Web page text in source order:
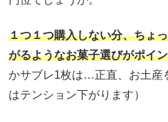
１つ１つ購入しない分、ちょ
がるようなお菓子選びがポイ
かサブレ1枚は…正直、お土産
はテンション下がります）